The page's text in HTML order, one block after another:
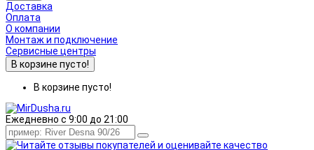
Доставка
Оплата
О компании
Монтаж и подключение
Сервисные центры
В корзине пусто!
В корзине пусто!
Ежедневно с 9:00 до 21:00